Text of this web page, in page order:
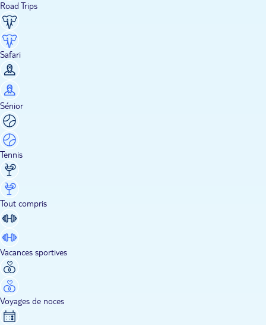
Road Trips
Safari
Sénior
Tennis
Tout compris
Vacances sportives
Voyages de noces